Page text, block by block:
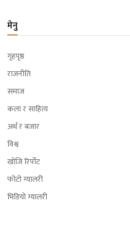
मेनु
गृहपृष्ठ
राजनीति
समाज
कला र साहित्य
अर्थ र बजार
विश्व
खोजि रिर्पोट
फोटो ग्यालरी
भिडियो ग्यालरी